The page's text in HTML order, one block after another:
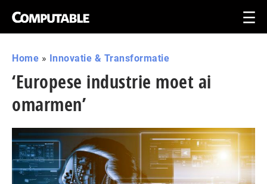
Home » Innovatie & Transformatie
‘Europese industrie moet ai
omarmen’